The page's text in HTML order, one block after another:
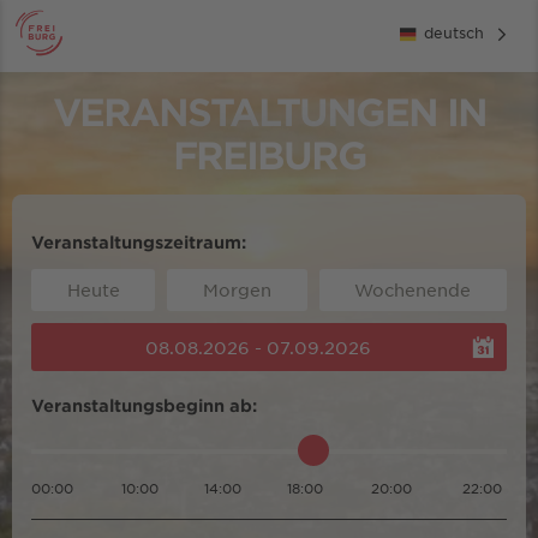
deutsch
VERANSTALTUNGEN IN
FREIBURG
Veranstaltungszeitraum:
Heute Morgen Wochenende
08.08.2026 - 07.09.2026
Veranstaltungsbeginn ab:
00:00 10:00 14:00 18:00 20:00 22:00